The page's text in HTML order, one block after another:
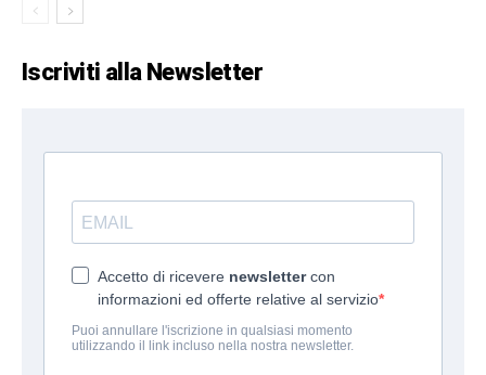
Iscriviti alla Newsletter